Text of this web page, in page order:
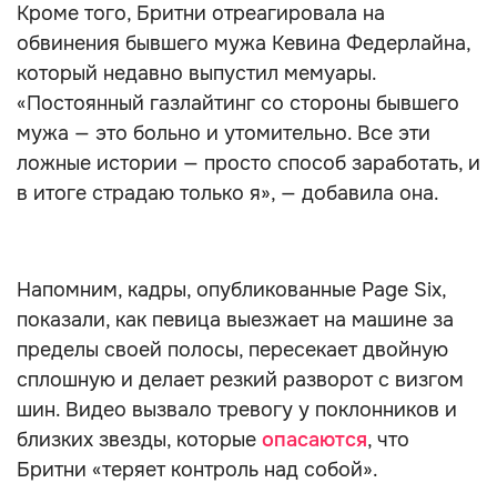
Кроме того, Бритни отреагировала на
обвинения бывшего мужа Кевина Федерлайна,
который недавно выпустил мемуары.
«Постоянный газлайтинг со стороны бывшего
мужа — это больно и утомительно. Все эти
ложные истории — просто способ заработать, и
в итоге страдаю только я», — добавила она.
Напомним, кадры, опубликованные Page Six,
показали, как певица выезжает на машине за
пределы своей полосы, пересекает двойную
сплошную и делает резкий разворот с визгом
шин. Видео вызвало тревогу у поклонников и
близких звезды, которые опасаются, что
Бритни «теряет контроль над собой».